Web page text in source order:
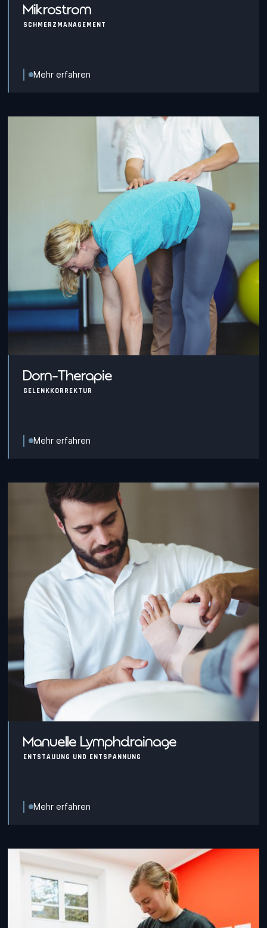
Mikrostrom
SCHMERZMANAGEMENT
Mehr erfahren
Dorn-Therapie
GELENKKORREKTUR
Mehr erfahren
Manuelle Lymphdrainage
ENTSTAUUNG UND ENTSPANNUNG
Mehr erfahren